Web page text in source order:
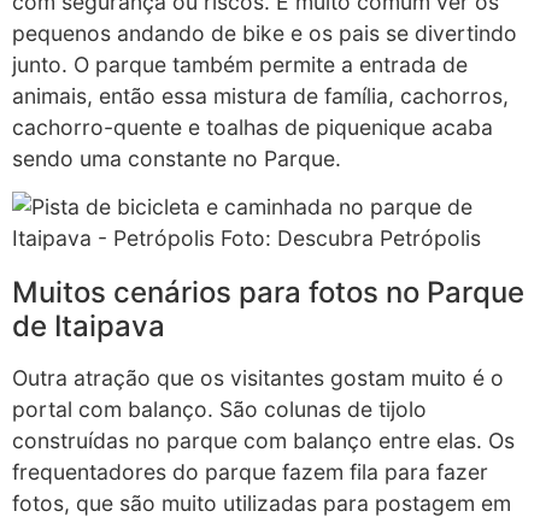
pequenos andando de bike e os pais se divertindo
junto. O parque também permite a entrada de
animais, então essa mistura de família, cachorros,
cachorro-quente e toalhas de piquenique acaba
sendo uma constante no Parque.
Muitos cenários para fotos no Parque
de Itaipava
Outra atração que os visitantes gostam muito é o
portal com balanço. São colunas de tijolo
construídas no parque com balanço entre elas. Os
frequentadores do parque fazem fila para fazer
fotos, que são muito utilizadas para postagem em